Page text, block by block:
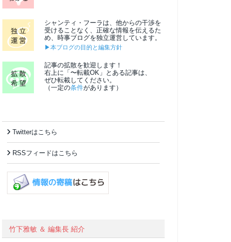
シャンティ・フーラは、他からの干渉を
受けることなく、正確な情報を伝えるた
め、時事ブログを独立運営しています。
▶本ブログの目的と編集方針
記事の拡散を歓迎します！
右上に「〜転載OK」とある記事は、
ぜひ転載してください。
（一定の条件があります）
Twitterはこちら
RSSフィードはこちら
竹下雅敏 ＆ 編集長 紹介